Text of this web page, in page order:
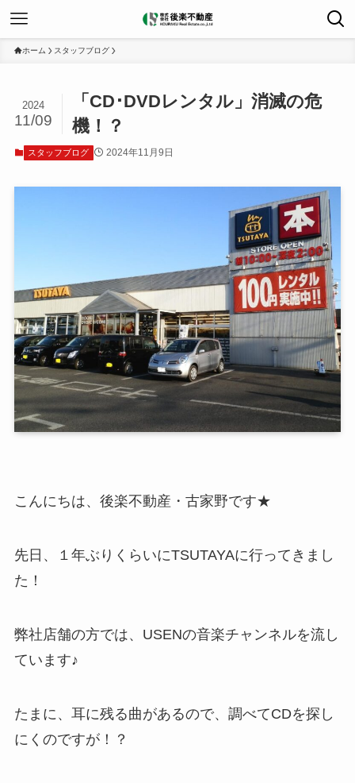
ホーム スタッフブログ
「CD･DVDレンタル」消滅の危
機！？
2024
11/09
スタッフブログ 2024年11月9日
こんにちは、後楽不動産・古家野です★
先日、１年ぶりくらいにTSUTAYAに行ってきまし
た！
弊社店舗の方では、USENの音楽チャンネルを流し
ています♪
たまに、耳に残る曲があるので、調べてCDを探し
にくのですが！？